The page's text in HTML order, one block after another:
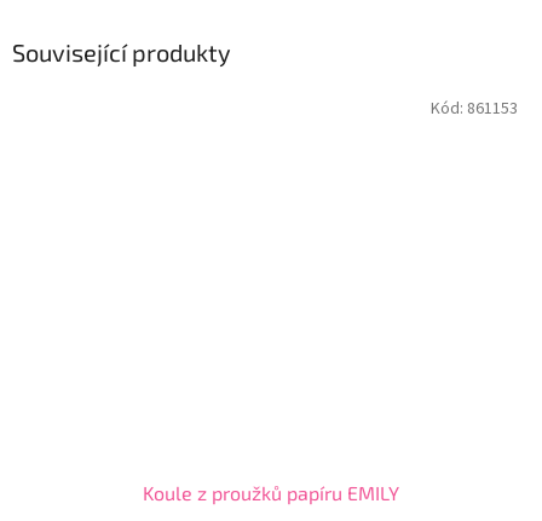
Související produkty
Koule z proužků papíru EMILY
Kód: 861153